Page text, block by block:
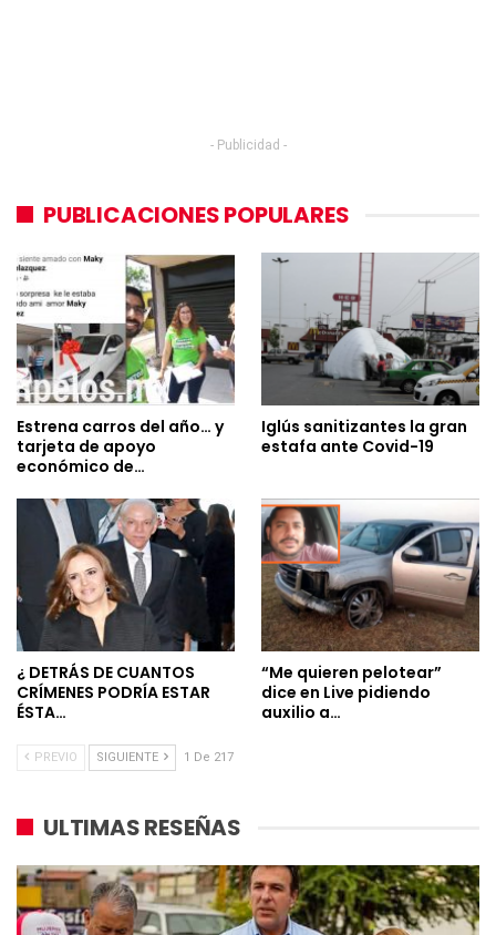
- Publicidad -
PUBLICACIONES POPULARES
Estrena carros del año… y
tarjeta de apoyo
económico de…
Iglús sanitizantes la gran
estafa ante Covid-19
¿ DETRÁS DE CUANTOS
CRÍMENES PODRÍA ESTAR
ÉSTA…
“Me quieren pelotear”
dice en Live pidiendo
auxilio a…
PREVIO SIGUIENTE 1 De 217
ULTIMAS RESEÑAS